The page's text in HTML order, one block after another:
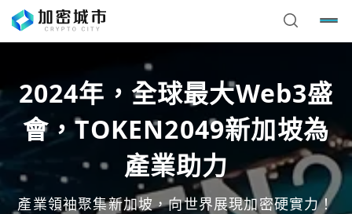
2024年，全球最大Web3盛
會，TOKEN2049新加坡為
產業助力
產業領袖聚集新加坡，向世界展現加密硬實力！